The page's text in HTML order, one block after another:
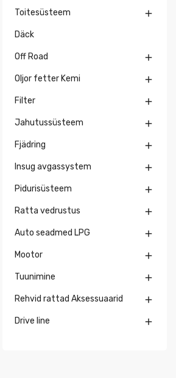
Toitesüsteem 
Däck
Off Road 
Oljor fetter Kemi 
Filter 
Jahutussüsteem 
Fjädring 
Insug avgassystem 
Pidurisüsteem 
Ratta vedrustus 
Auto seadmed LPG 
Mootor 
Tuunimine 
Rehvid rattad Aksessuaarid 
Drive line 